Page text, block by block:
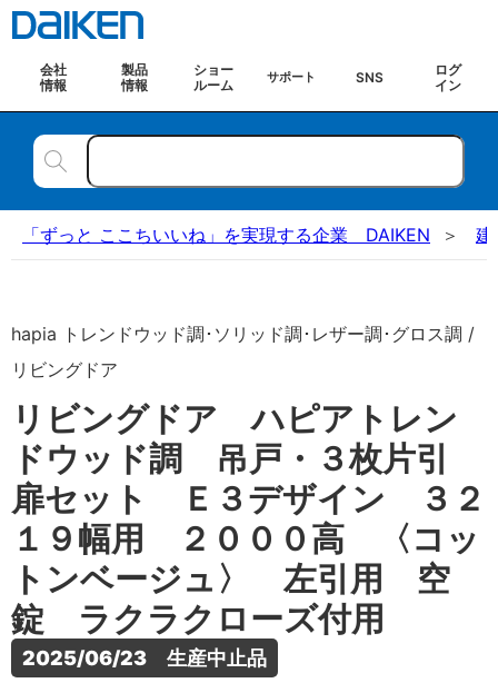
会社
情報
製品
情報
ショー
ルーム
サポート SNS
ログ
イン
「ずっと ここちいいね」を実現する企業 DAIKEN 建
hapia トレンドウッド調･ソリッド調･レザー調･グロス調 /
リビングドア
リビングドア ハピアトレン
ドウッド調 吊戸・３枚片引
扉セット Ｅ３デザイン ３２
１９幅用 ２０００高 〈コッ
トンベージュ〉 左引用 空
錠 ラクラクローズ付用
2025/06/23　生産中止品